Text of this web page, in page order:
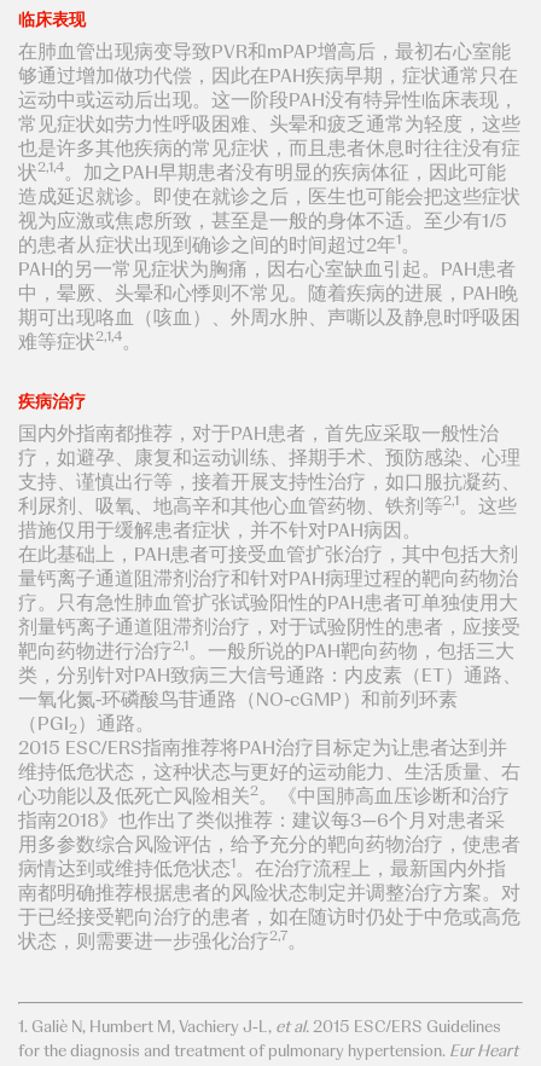
临床表现
在肺血管出现病变导致PVR和mPAP增高后，最初右心室能
够通过增加做功代偿，因此在PAH疾病早期，症状通常只在
运动中或运动后出现。这一阶段PAH没有特异性临床表现，
常见症状如劳力性呼吸困难、头晕和疲乏通常为轻度，这些
也是许多其他疾病的常见症状，而且患者休息时往往没有症
状2,1,4。加之PAH早期患者没有明显的疾病体征，因此可能
造成延迟就诊。即使在就诊之后，医生也可能会把这些症状
视为应激或焦虑所致，甚至是一般的身体不适。至少有1/5
的患者从症状出现到确诊之间的时间超过2年1。
PAH的另一常见症状为胸痛，因右心室缺血引起。PAH患者
中，晕厥、头晕和心悸则不常见。随着疾病的进展，PAH晚
期可出现咯血（咳血）、外周水肿、声嘶以及静息时呼吸困
难等症状2,1,4。
疾病治疗
国内外指南都推荐，对于PAH患者，首先应采取一般性治
疗，如避孕、康复和运动训练、择期手术、预防感染、心理
支持、谨慎出行等，接着开展支持性治疗，如口服抗凝药、
利尿剂、吸氧、地高辛和其他心血管药物、铁剂等2,1。这些
措施仅用于缓解患者症状，并不针对PAH病因。
在此基础上，PAH患者可接受血管扩张治疗，其中包括大剂
量钙离子通道阻滞剂治疗和针对PAH病理过程的靶向药物治
疗。只有急性肺血管扩张试验阳性的PAH患者可单独使用大
剂量钙离子通道阻滞剂治疗，对于试验阴性的患者，应接受
靶向药物进行治疗2,1。一般所说的PAH靶向药物，包括三大
类，分别针对PAH致病三大信号通路：内皮素（ET）通路、
一氧化氮-环磷酸鸟苷通路（NO-cGMP）和前列环素
（PGI2）通路。
2015 ESC/ERS指南推荐将PAH治疗目标定为让患者达到并
维持低危状态，这种状态与更好的运动能力、生活质量、右
心功能以及低死亡风险相关2。《中国肺高血压诊断和治疗
指南2018》也作出了类似推荐：建议每3—6个月对患者采
用多参数综合风险评估，给予充分的靶向药物治疗，使患者
病情达到或维持低危状态1。在治疗流程上，最新国内外指
南都明确推荐根据患者的风险状态制定并调整治疗方案。对
于已经接受靶向治疗的患者，如在随访时仍处于中危或高危
状态，则需要进一步强化治疗2,7。
1. Galiè N, Humbert M, Vachiery J-L, et al.2015 ESC/ERS Guidelines
for the diagnosis and treatment of pulmonary hypertension. Eur Heart